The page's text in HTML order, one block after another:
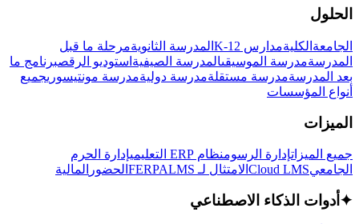
الحلول
الجامعة الكليةمدارس K-12 المدرسة الثانويةمرحلة ما قبل
المدرسةمدرسة الموسيقىالمدرسة الصيفية استوديو الرقصبرنامج ما
بعد المدرسةمدرسة مستقلةمدرسة دوليةمدرسة مونتيسوريجميع
أنواع المؤسسات
الميزات
جميع الميزاتإدارة الرسومنظام ERP التعليمي
إدارة الحرم
الجامعيCloud LMS الامتثال لـ FERPA LMS الحضور المالية
✦ أدوات الذكاء الاصطناعي